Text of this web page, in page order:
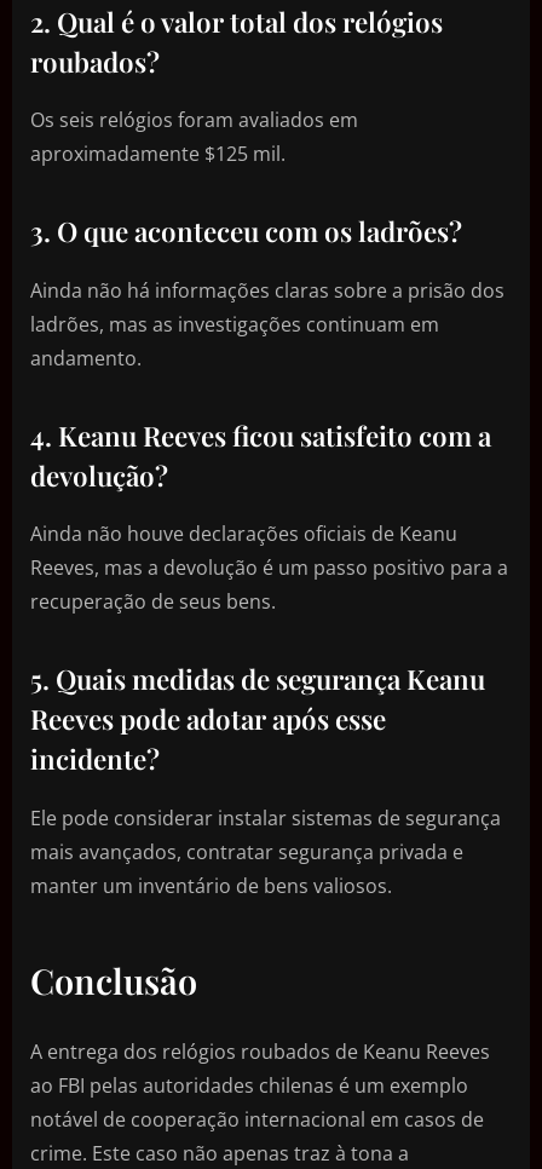
2. Qual é o valor total dos relógios
roubados?
Os seis relógios foram avaliados em
aproximadamente $125 mil.
3. O que aconteceu com os ladrões?
Ainda não há informações claras sobre a prisão dos
ladrões, mas as investigações continuam em
andamento.
4. Keanu Reeves ficou satisfeito com a
devolução?
Ainda não houve declarações oficiais de Keanu
Reeves, mas a devolução é um passo positivo para a
recuperação de seus bens.
5. Quais medidas de segurança Keanu
Reeves pode adotar após esse
incidente?
Ele pode considerar instalar sistemas de segurança
mais avançados, contratar segurança privada e
manter um inventário de bens valiosos.
Conclusão
A entrega dos relógios roubados de Keanu Reeves
ao FBI pelas autoridades chilenas é um exemplo
notável de cooperação internacional em casos de
crime. Este caso não apenas traz à tona a